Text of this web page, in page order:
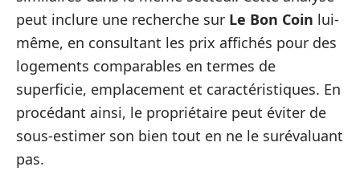
peut inclure une recherche sur Le Bon Coin lui-
même, en consultant les prix affichés pour des
logements comparables en termes de
superficie, emplacement et caractéristiques. En
procédant ainsi, le propriétaire peut éviter de
sous-estimer son bien tout en ne le surévaluant
pas.